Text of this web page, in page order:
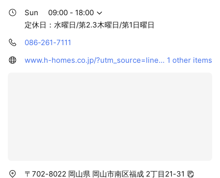
Sun
09:00 - 18:00
定休日：水曜日/第2.3木曜日/第1日曜日
086-261-7111
www.h-homes.co.jp/?utm_source=line&utm_medium=profile&utm_campaign=20220305 1 other items
〒702-8022 岡山県 岡山市南区福成 2丁目21-31